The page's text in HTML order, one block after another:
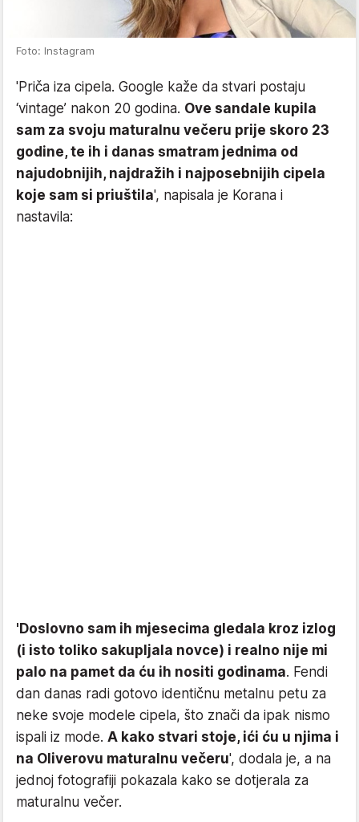
Foto: Instagram
'Priča iza cipela. Google kaže da stvari postaju
‘vintage’ nakon 20 godina. Ove sandale kupila
sam za svoju maturalnu večeru prije skoro 23
godine, te ih i danas smatram jednima od
najudobnijih, najdražih i najposebnijih cipela
koje sam si priuštila', napisala je Korana i
nastavila:
'Doslovno sam ih mjesecima gledala kroz izlog
(i isto toliko sakupljala novce) i realno nije mi
palo na pamet da ću ih nositi godinama. Fendi
dan danas radi gotovo identičnu metalnu petu za
neke svoje modele cipela, što znači da ipak nismo
ispali iz mode. A kako stvari stoje, ići ću u njima i
na Oliverovu maturalnu večeru', dodala je, a na
jednoj fotografiji pokazala kako se dotjerala za
maturalnu večer.